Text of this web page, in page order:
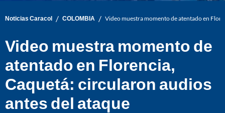
Noticias Caracol / COLOMBIA / Video muestra momento de atentado en
Video muestra momento de
atentado en Florencia,
Caquetá: circularon audios
antes del ataque